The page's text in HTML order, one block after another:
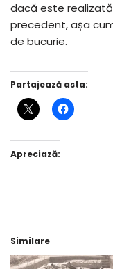
dacă este
precedent, așa
de bucurie.
Partajează asta:
Apreciază:
Similare